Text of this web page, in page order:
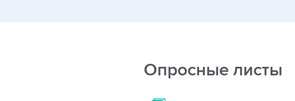
Опросные листы